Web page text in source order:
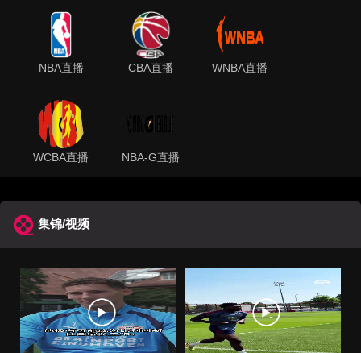
NBA直播 CBA直播 WNBA直播
WCBA直播 NBA-G直播
集锦/视频